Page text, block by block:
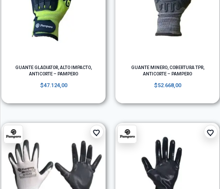
GUANTE GLADIATOR, ALTO IMPACTO,
ANTICORTE – PAMPERO
$47.124,00
GUANTE MINERO, COBERTURA TPR,
ANTICORTE – PAMPERO
$52.668,00